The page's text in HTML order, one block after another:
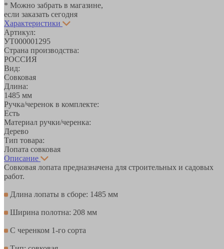
* Можно забрать в магазине,
если заказать сегодня
Характеристики
Артикул:
УТ000001295
Страна производства:
РОССИЯ
Вид:
Совковая
Длина:
1485 мм
Ручка/черенок в комплекте:
Есть
Материал ручки/черенка:
Дерево
Тип товара:
Лопата совковая
Описание
Совковая лопата предназначена для строительных и садовых
работ.
Длина лопаты в сборе: 1485 мм
Ширина полотна: 208 мм
С черенком 1-го сорта